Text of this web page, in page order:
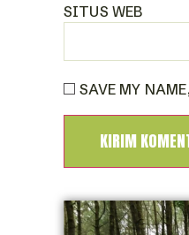
SITUS WEB
SAVE MY